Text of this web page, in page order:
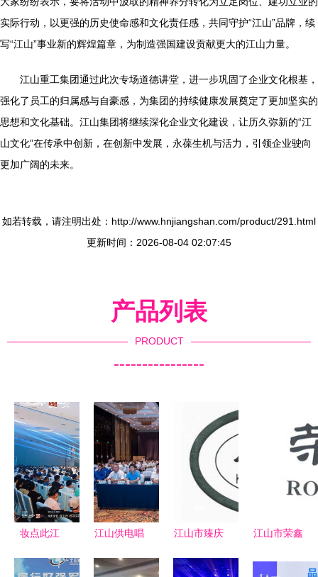
实际行动，以更强的历史使命感和文化责任感，共同守护“江山”品牌，续
写“江山”事业新的辉煌篇章，为制造强国建设贡献更大的江山力量。
江山重工集团通过此次专场道德讲堂，进一步巩固了企业文化根基，
强化了员工的归属感与自豪感，为集团的持续健康发展奠定了更加坚实的
思想和文化基础。江山集团将继续深化企业文化建设，让历久弥新的“江
山文化”在传承中创新，在创新中发展，永葆生机与活力，引领企业驶向
更加广阔的未来。
如若转载，请注明出处：http://www.hnjiangshan.com/product/291.html
更新时间：2026-08-04 02:07:45
产品列表
PRODUCT
----------------
妆点此江
江山供电唱
江山市臻庆
江山市荣鑫